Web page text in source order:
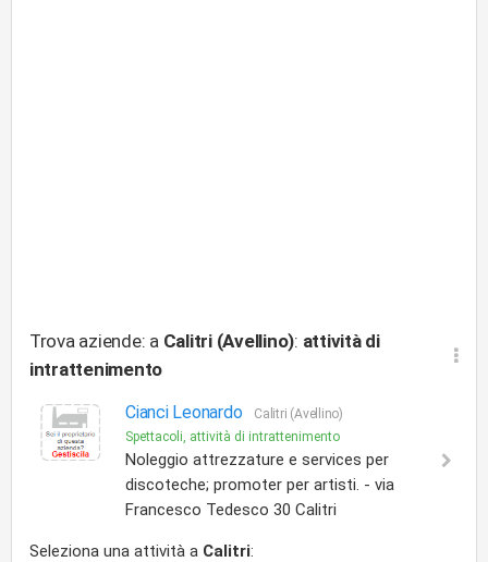
Trova aziende: a Calitri (Avellino): attività di
intrattenimento
Cianci Leonardo
Calitri (Avellino)
Spettacoli, attività di intrattenimento
Noleggio attrezzature e services per
discoteche; promoter per artisti. - via
Francesco Tedesco 30 Calitri
Seleziona una attività a Calitri: